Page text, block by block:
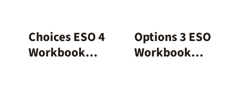
Choices ESO 4
Workbook
Options 3 ESO
Workbook